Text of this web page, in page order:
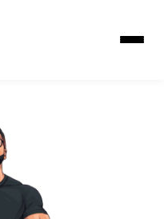
المحتوى